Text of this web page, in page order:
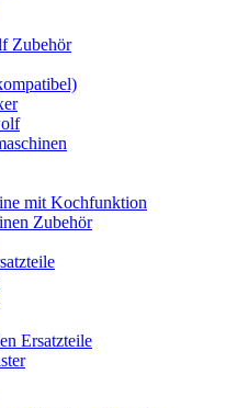
Zubehör
mit Kochfunktion
Zubehör
Ersatzteile